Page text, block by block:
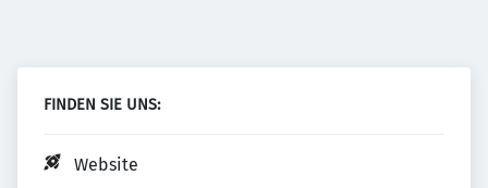
FINDEN SIE UNS:
Website